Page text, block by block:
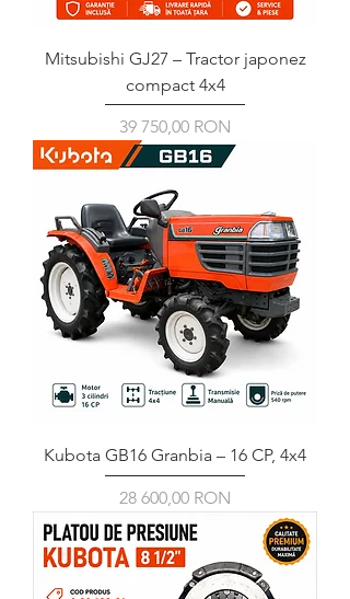
Mitsubishi GJ27 – Tractor japonez
compact 4x4
Ár
39 750,00 RON
Kubota GB16 Granbia – 16 CP, 4x4
Ár
28 600,00 RON